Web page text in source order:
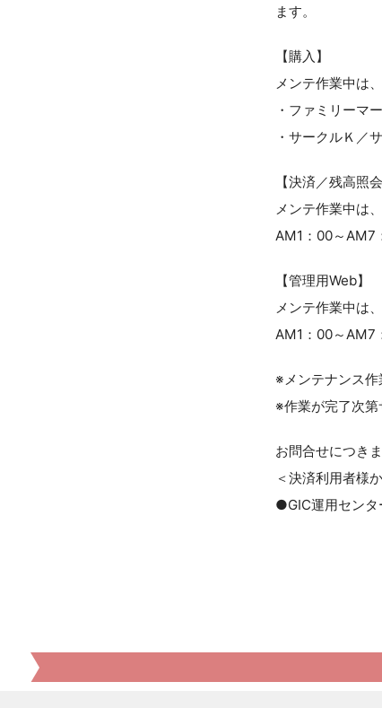
ます。
【購入】
メンテ作業中は
・ファミリーマ
・サークルＫ／
【決済／残高照
メンテ作業中は
AM1：00～AM7
【管理用Web】
メンテ作業中は
AM1：00～AM7
※メンテナンス作
※作業が完了次第
お問合せにつき
＜決済利用者様
●GIC運用セン